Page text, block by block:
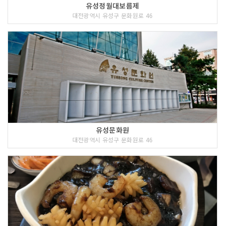
유성정월대보름제
대전광역시 유성구 문화원로 46
유성문화원
대전광역시 유성구 문화원로 46